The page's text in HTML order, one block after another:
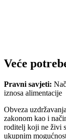
Veće
Pravni savjeti:
iznosa alimentacije
Obveza
zakonom kao i
roditelj koji ne živi
ukupnim